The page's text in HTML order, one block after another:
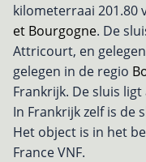
kilometerraai 201.80
et Bourgogne. De
Attricourt, en
gelegen in de regio
Frankrijk. De sluis
In Frankrijk zelf is de
Het object is in het
France VNF.